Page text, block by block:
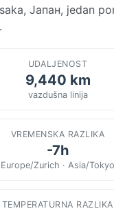
Јапан, jedan
UDALJENOST
9,440 km
vazdušna linija
VREMENSKA RAZLIKA
-7h
Europe/Zurich · Asia/Tokyo
TEMPERATURNA RAZLIKA